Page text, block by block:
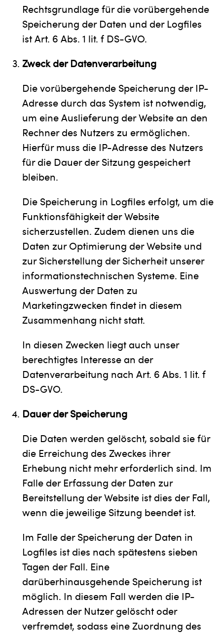
Rechtsgrundlage für die vorübergehende
Speicherung der Daten und der Logfiles
ist Art. 6 Abs. 1 lit. f DS-GVO.
Zweck der Datenverarbeitung
Die vorübergehende Speicherung der IP-
Adresse durch das System ist notwendig,
um eine Auslieferung der Website an den
Rechner des Nutzers zu ermöglichen.
Hierfür muss die IP-Adresse des Nutzers
für die Dauer der Sitzung gespeichert
bleiben.
Die Speicherung in Logfiles erfolgt, um die
Funktionsfähigkeit der Website
sicherzustellen. Zudem dienen uns die
Daten zur Optimierung der Website und
zur Sicherstellung der Sicherheit unserer
informationstechnischen Systeme. Eine
Auswertung der Daten zu
Marketingzwecken findet in diesem
Zusammenhang nicht statt.
In diesen Zwecken liegt auch unser
berechtigtes Interesse an der
Datenverarbeitung nach Art. 6 Abs. 1 lit. f
DS-GVO.
Dauer der Speicherung
Die Daten werden gelöscht, sobald sie für
die Erreichung des Zweckes ihrer
Erhebung nicht mehr erforderlich sind. Im
Falle der Erfassung der Daten zur
Bereitstellung der Website ist dies der Fall,
wenn die jeweilige Sitzung beendet ist.
Im Falle der Speicherung der Daten in
Logfiles ist dies nach spätestens sieben
Tagen der Fall. Eine
darüberhinausgehende Speicherung ist
möglich. In diesem Fall werden die IP-
Adressen der Nutzer gelöscht oder
verfremdet, sodass eine Zuordnung des